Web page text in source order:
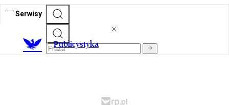
Serwisy
Publicystyka